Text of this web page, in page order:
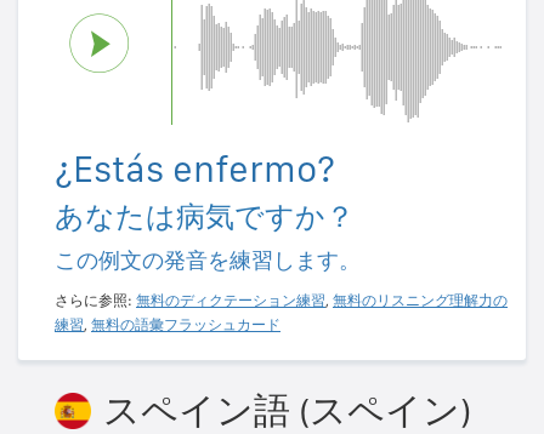
¿Estás enfermo?
あなたは病気ですか？
この例文の発音を練習します。
さらに参照: 無料のディクテーション練習, 無料のリスニング理解力の
練習, 無料の語彙フラッシュカード
スペイン語 (スペイン)